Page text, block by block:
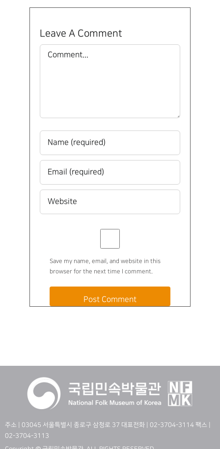
Leave A Comment
Comment
Save my name, email, and website in this
browser for the next time I comment.
주소 | 03045 서울특별시 종로구 삼청로 37 대표전화 | 02-3704-3114 팩스 |
02-3704-3113